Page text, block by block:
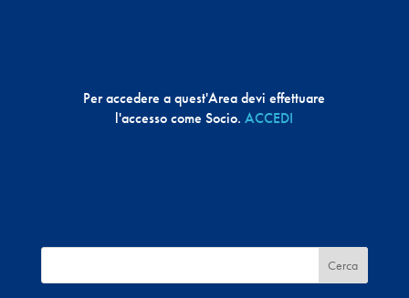
Per accedere a quest'Area devi effettuare
l'accesso come Socio.ACCEDI